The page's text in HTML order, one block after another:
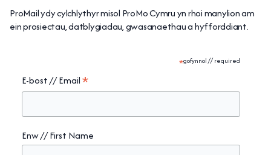
ProMail ydy cylchlythyr misol ProMo Cymru yn rhoi manylion am
ein prosiectau, datblygiadau, gwasanaethau a hyfforddiant.
*gofynnol // required
E-bost // Email*
Enw // First Name